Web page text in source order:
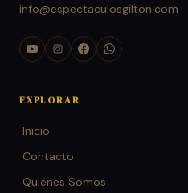
info@espectaculosgilton.com
EXPLORAR
Inicio
Contacto
Quiénes Somos